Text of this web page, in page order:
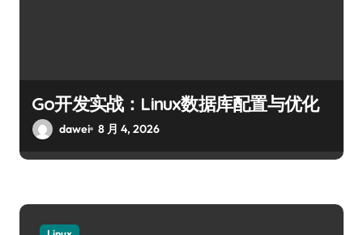
Go开发实战：Linux数据库配置与优化
dawei 8 月 4, 2026